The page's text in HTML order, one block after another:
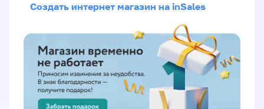
Создать интернет магазин на inSales